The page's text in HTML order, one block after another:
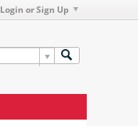
Login or Sign Up